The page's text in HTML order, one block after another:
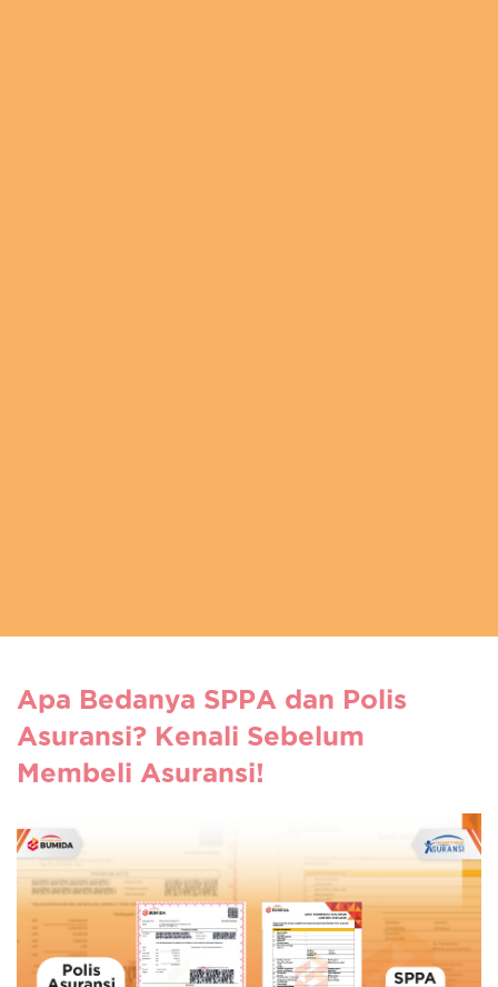
Apa Bedanya SPPA dan Polis
Asuransi? Kenali Sebelum
Membeli Asuransi!